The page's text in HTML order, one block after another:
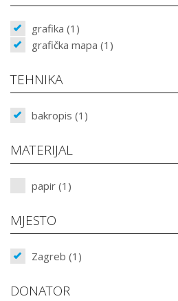
grafika (1)
grafička mapa (1)
TEHNIKA
bakropis (1)
MATERIJAL
papir (1)
MJESTO
Zagreb (1)
DONATOR